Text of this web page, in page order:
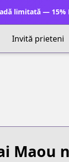
limitată — 15%
Invită prieteni
Maou